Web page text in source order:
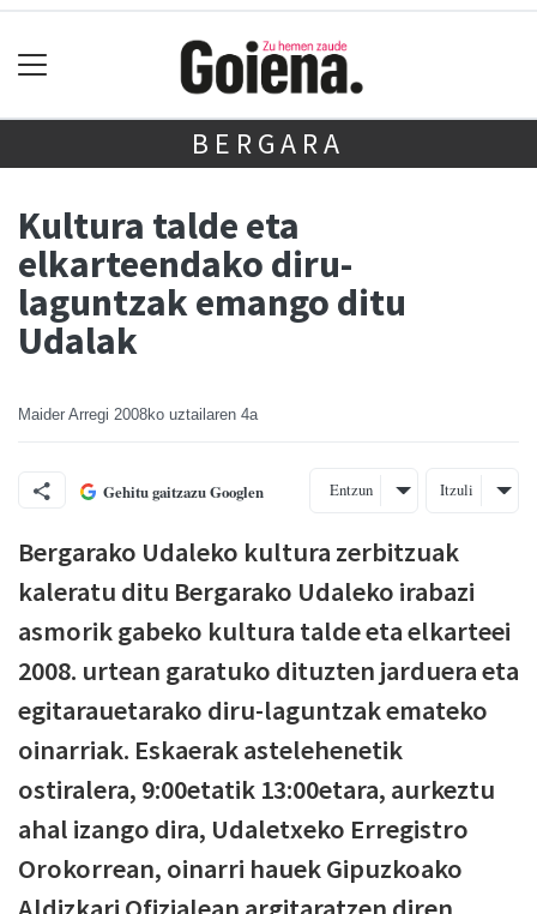
BERGARA
Kultura talde eta
elkarteendako diru-
laguntzak emango ditu
Udalak
Maider Arregi 2008ko uztailaren 4a
Gehitu gaitzazu Googlen Entzun Itzuli
Bergarako Udaleko kultura zerbitzuak
kaleratu ditu Bergarako Udaleko irabazi
asmorik gabeko kultura talde eta elkarteei
2008. urtean garatuko dituzten jarduera eta
egitarauetarako diru-laguntzak emateko
oinarriak. Eskaerak astelehenetik
ostiralera, 9:00etatik 13:00etara, aurkeztu
ahal izango dira, Udaletxeko Erregistro
Orokorrean, oinarri hauek Gipuzkoako